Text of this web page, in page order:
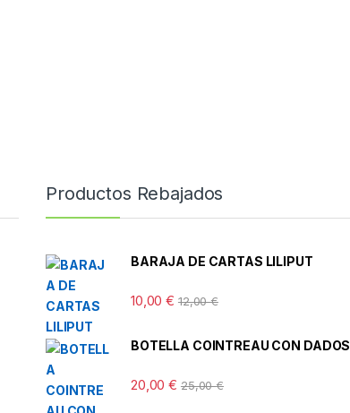
Productos Rebajados
BARAJA DE CARTAS LILIPUT
10,00€ 12,00€
BOTELLA COINTREAU CON DADOS
20,00€ 25,00€